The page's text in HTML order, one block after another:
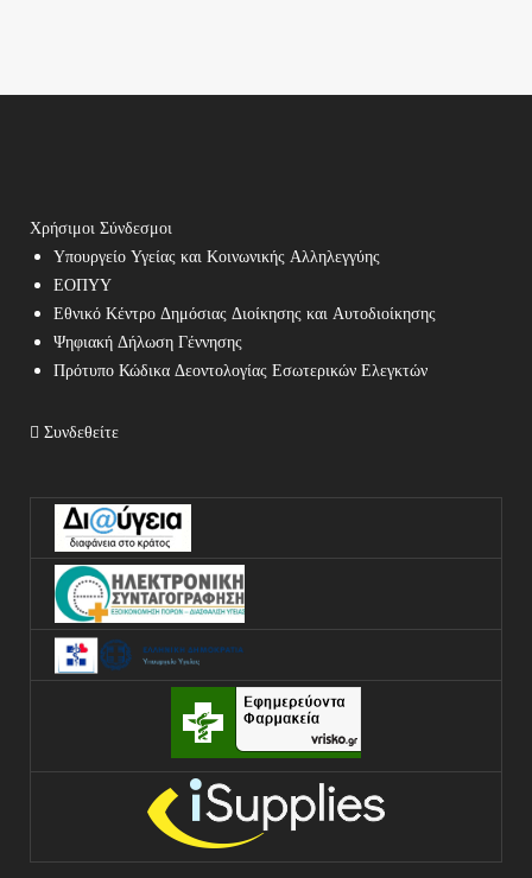
Χρήσιμοι Σύνδεσμοι
Υπουργείο Υγείας και Κοινωνικής Αλληλεγγύης
ΕΟΠΥΥ
Εθνικό Κέντρο Δημόσιας Διοίκησης και Αυτοδιοίκησης
Ψηφιακή Δήλωση Γέννησης
Πρότυπο Κώδικα Δεοντολογίας Εσωτερικών Ελεγκτών
Συνδεθείτε